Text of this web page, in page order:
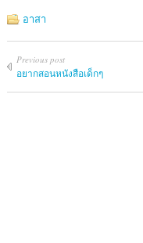
อาสา
Previous post
อยากสอนหนังสือเด็กๆ